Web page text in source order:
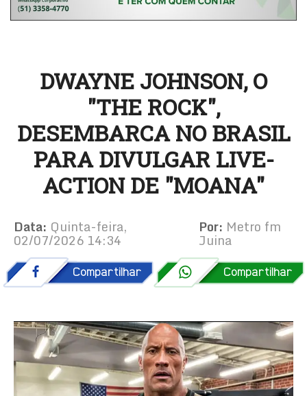
DWAYNE JOHNSON, O
"THE ROCK",
DESEMBARCA NO BRASIL
PARA DIVULGAR LIVE-
ACTION DE "MOANA"
Data: Quinta-feira,
02/07/2026 14:34
Por: Metro fm
Juina